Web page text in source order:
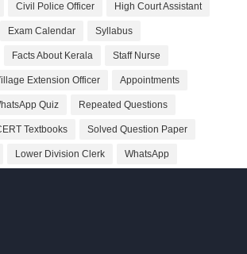
Civil Police Officer High Court Assistant
Exam Calendar Syllabus
Facts About Kerala Staff Nurse
Extension Officer Appointments
Quiz Repeated Questions
Textbooks Solved Question Paper
Lower Division Clerk WhatsApp